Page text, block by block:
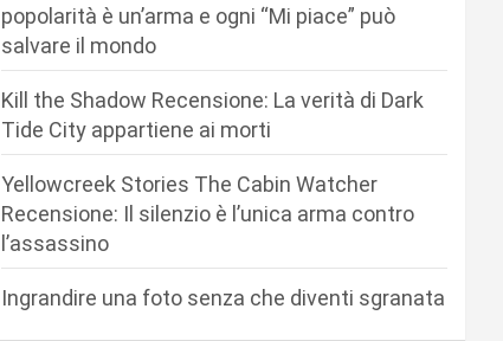
popolarità è un’arma e ogni “Mi piace” può
salvare il mondo
Kill the Shadow Recensione: La verità di Dark
Tide City appartiene ai morti
Yellowcreek Stories The Cabin Watcher
Recensione: Il silenzio è l’unica arma contro
l’assassino
Ingrandire una foto senza che diventi sgranata